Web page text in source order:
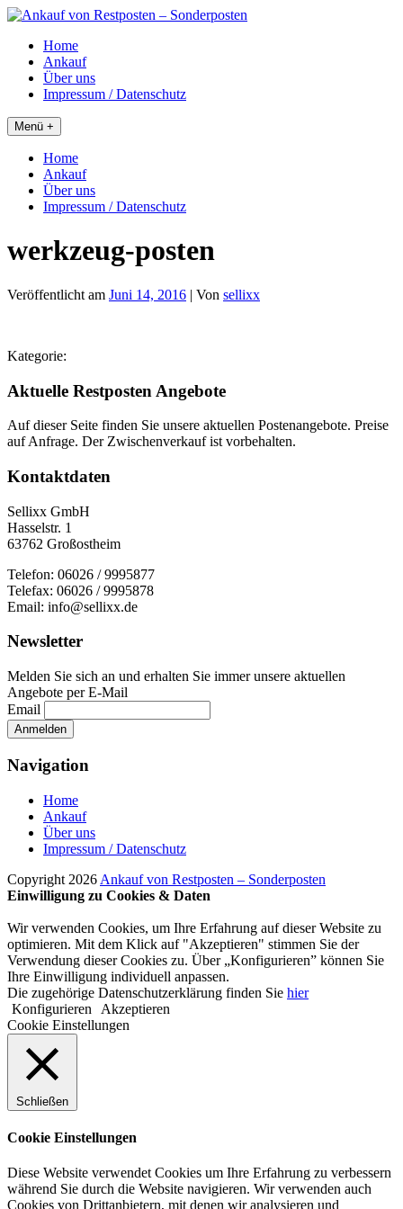
Skip
contentHome
Ankauf
Über uns
Impressum / Datenschutz
Menü +
Home
Ankauf
Über uns
Impressum / Datenschutz
werkzeug-posten
Veröffentlicht am Juni 14, 2016 | Von sellixx
Kategorie:
Aktuelle Restposten Angebote
Auf dieser Seite finden Sie unsere aktuellen Postenangebote. Preise
auf Anfrage. Der Zwischenverkauf ist vorbehalten.
Kontaktdaten
Sellixx GmbH
Hasselstr. 1
63762 Großostheim
Telefon: 06026 / 9995877
Telefax: 06026 / 9995878
Email: info@sellixx.de
Newsletter
Melden Sie sich an und erhalten Sie immer unsere aktuellen
Angebote per E-Mail
Email
Navigation
Home
Ankauf
Über uns
Impressum / Datenschutz
Copyright 2026 Ankauf von Restposten – Sonderposten
Einwilligung zu Cookies & Daten
Wir verwenden Cookies, um Ihre Erfahrung auf dieser Website zu
optimieren. Mit dem Klick auf "Akzeptieren" stimmen Sie der
Verwendung dieser Cookies zu. Über „Konfigurieren” können Sie
Ihre Einwilligung individuell anpassen.
Die zugehörige Datenschutzerklärung finden Sie hier
Konfigurieren
Akzeptieren
Cookie Einstellungen
Schließen
Cookie Einstellungen
Diese Website verwendet Cookies um Ihre Erfahrung zu verbessern
während Sie durch die Website navigieren. Wir verwenden auch
Cookies von Drittanbietern, mit denen wir analysieren und